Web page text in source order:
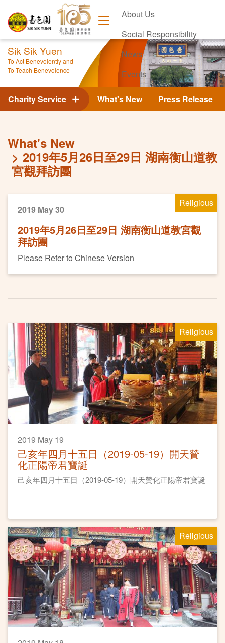
About Us
Social Responsibility
News
Events
Contact Us
Sik Sik Yuen
To Act Benevolently and
To Teach Benevolence
What's New Press Release
Charity Service
What's New
2019年5月26日至29日 湖南衡山道教
宮觀拜訪團
Religious
2019 May 30
2019年5月26日至29日 湖南衡山道教宮觀
拜訪團
Please Refer to Chinese Version
Religious
2019 May 19
己亥年四月十五日（2019-05-19）開天贊
化正陽帝君寶誕
己亥年四月十五日（2019-05-19）開天贊化正陽帝君寶誕
Religious